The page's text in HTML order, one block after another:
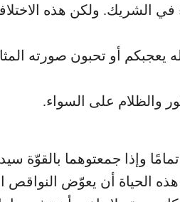
الشريك. ولكن هذه
يعجبكم أو تحبون صورته
والظلام على السواء.
وإذا جمعتوهما بالقوّة
الحياة أن يعوّض النواقص